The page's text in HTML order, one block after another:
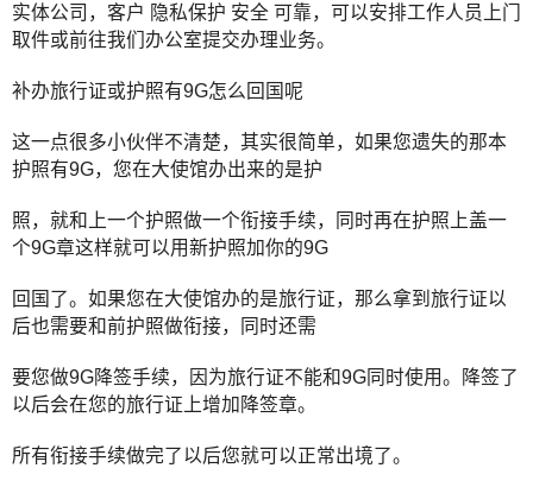
实体公司，客户 隐私保护 安全 可靠，可以安排工作人员上门
取件或前往我们办公室提交办理业务。
补办旅行证或护照有9G怎么回国呢
这一点很多小伙伴不清楚，其实很简单，如果您遗失的那本
护照有9G，您在大使馆办出来的是护
照，就和上一个护照做一个衔接手续，同时再在护照上盖一
个9G章这样就可以用新护照加你的9G
回国了。如果您在大使馆办的是旅行证，那么拿到旅行证以
后也需要和前护照做衔接，同时还需
要您做9G降签手续，因为旅行证不能和9G同时使用。降签了
以后会在您的旅行证上增加降签章。
所有衔接手续做完了以后您就可以正常出境了。